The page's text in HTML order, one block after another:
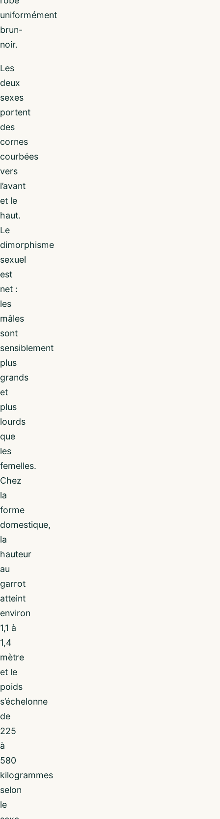
uniformément
brun-
noir.
Les
deux
sexes
portent
des
cornes
courbées
vers
l’avant
et le
haut.
Le
dimorphisme
sexuel
est
net :
les
mâles
sont
sensiblement
plus
grands
et
plus
lourds
que
les
femelles.
Chez
la
forme
domestique,
la
hauteur
au
garrot
atteint
environ
1,1 à
1,4
mètre
et le
poids
s’échelonne
de
225
à
580
kilogrammes
selon
le